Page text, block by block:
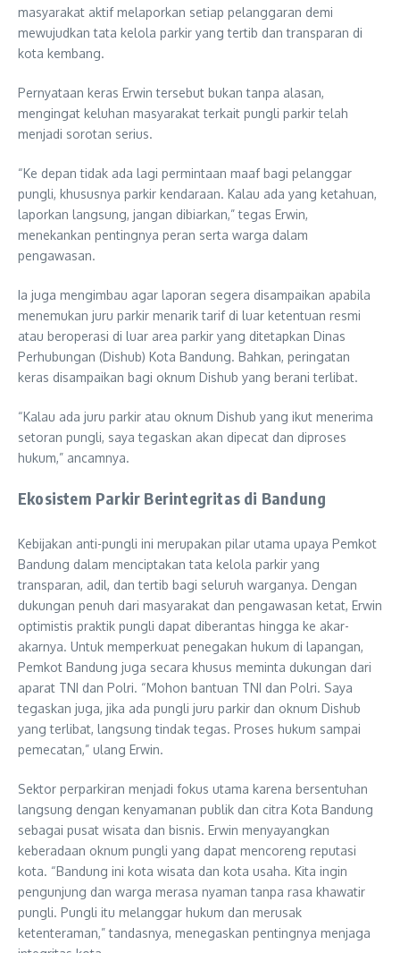
masyarakat aktif melaporkan setiap pelanggaran demi
mewujudkan tata kelola parkir yang tertib dan transparan di
kota kembang.
Pernyataan keras Erwin tersebut bukan tanpa alasan,
mengingat keluhan masyarakat terkait pungli parkir telah
menjadi sorotan serius.
“Ke depan tidak ada lagi permintaan maaf bagi pelanggar
pungli, khususnya parkir kendaraan. Kalau ada yang ketahuan,
laporkan langsung, jangan dibiarkan,” tegas Erwin,
menekankan pentingnya peran serta warga dalam
pengawasan.
Ia juga mengimbau agar laporan segera disampaikan apabila
menemukan juru parkir menarik tarif di luar ketentuan resmi
atau beroperasi di luar area parkir yang ditetapkan Dinas
Perhubungan (Dishub) Kota Bandung. Bahkan, peringatan
keras disampaikan bagi oknum Dishub yang berani terlibat.
“Kalau ada juru parkir atau oknum Dishub yang ikut menerima
setoran pungli, saya tegaskan akan dipecat dan diproses
hukum,” ancamnya.
Ekosistem Parkir Berintegritas di Bandung
Kebijakan anti-pungli ini merupakan pilar utama upaya Pemkot
Bandung dalam menciptakan tata kelola parkir yang
transparan, adil, dan tertib bagi seluruh warganya. Dengan
dukungan penuh dari masyarakat dan pengawasan ketat, Erwin
optimistis praktik pungli dapat diberantas hingga ke akar-
akarnya. Untuk memperkuat penegakan hukum di lapangan,
Pemkot Bandung juga secara khusus meminta dukungan dari
aparat TNI dan Polri. “Mohon bantuan TNI dan Polri. Saya
tegaskan juga, jika ada pungli juru parkir dan oknum Dishub
yang terlibat, langsung tindak tegas. Proses hukum sampai
pemecatan,” ulang Erwin.
Sektor perparkiran menjadi fokus utama karena bersentuhan
langsung dengan kenyamanan publik dan citra Kota Bandung
sebagai pusat wisata dan bisnis. Erwin menyayangkan
keberadaan oknum pungli yang dapat mencoreng reputasi
kota. “Bandung ini kota wisata dan kota usaha. Kita ingin
pengunjung dan warga merasa nyaman tanpa rasa khawatir
pungli. Pungli itu melanggar hukum dan merusak
ketenteraman,” tandasnya, menegaskan pentingnya menjaga